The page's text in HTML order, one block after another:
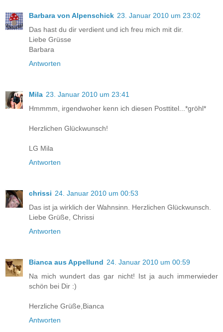
Barbara von Alpenschick 23. Januar 2010 um 23:02
Das hast du dir verdient und ich freu mich mit dir.
Liebe Grüsse
Barbara
Antworten
Mila 23. Januar 2010 um 23:41
Hmmmm, irgendwoher kenn ich diesen Posttitel...*gröhl*
Herzlichen Glückwunsch!
LG Mila
Antworten
chrissi 24. Januar 2010 um 00:53
Das ist ja wirklich der Wahnsinn. Herzlichen Glückwunsch.
Liebe Grüße, Chrissi
Antworten
Bianca aus Appellund 24. Januar 2010 um 00:59
Na mich wundert das gar nicht! Ist ja auch immerwieder
schön bei Dir :)
Herzliche Grüße,Bianca
Antworten